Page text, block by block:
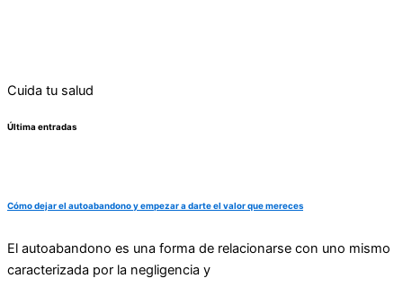
Cuida tu salud
Última entradas
Cómo dejar el autoabandono y empezar a darte el valor que mereces
El autoabandono es una forma de relacionarse con uno mismo
caracterizada por la negligencia y